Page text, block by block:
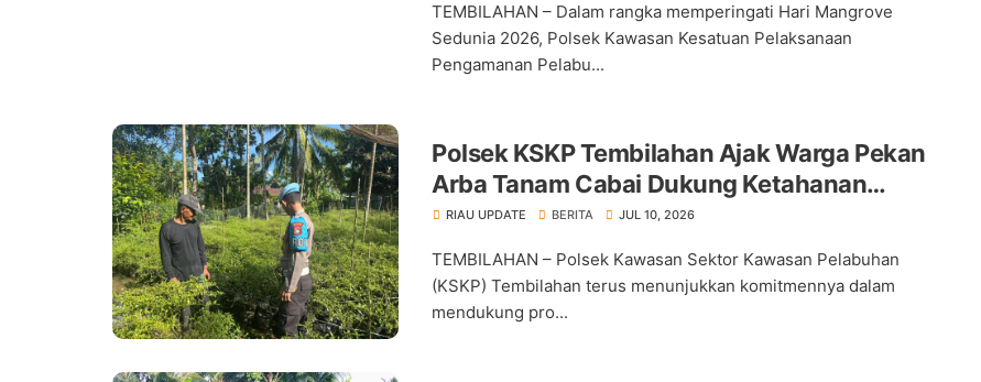
TEMBILAHAN – Dalam rangka memperingati Hari Mangrove
Sedunia 2026, Polsek Kawasan Kesatuan Pelaksanaan
Pengamanan Pelabu...
Polsek KSKP Tembilahan Ajak Warga Pekan
Arba Tanam Cabai Dukung Ketahanan
Pangan
RIAU UPDATE BERITA JUL 10, 2026
TEMBILAHAN – Polsek Kawasan Sektor Kawasan Pelabuhan
(KSKP) Tembilahan terus menunjukkan komitmennya dalam
mendukung pro...